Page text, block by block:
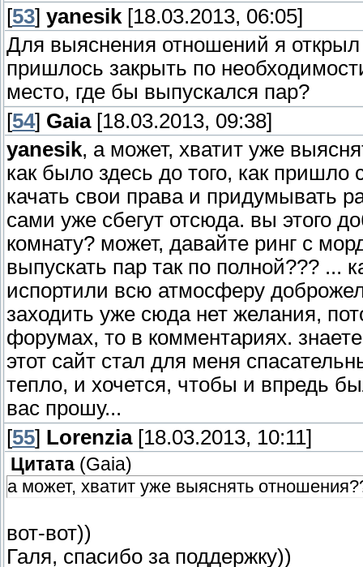
[53] yanesik [18.03.2013, 06:05]
Для выяснения отношений я открыл
пришлось закрыть по
место, где бы выпускался пар?
[54] Gaia[18.03.2013, 09:38]
yanesik, а может, хватит уже
как было здесь до того, как
качать свои права и придумывать
сами уже сбегут отсюда. вы этого
комнату? может, давайте ринг с
выпускать пар так по полной??? ...
испортили всю атмосферу
заходить уже сюда нет желания,
форумах, то в комментариях.
этот сайт стал для меня
тепло, и хочется, чтобы и впредь
вас прошу...
[55] Lorenzia[18.03.2013, 10:11]
Цитата (Gaia)
а может, хватит уже выяснять
вот-вот))
Галя, спасибо за поддержку))